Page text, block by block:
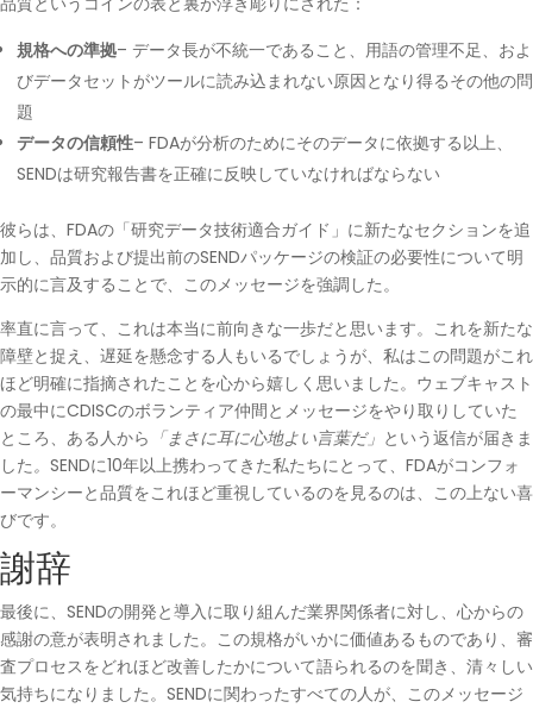
規格への準拠– データ長が不統一であること、用語の管理不足、およ
びデータセットがツールに読み込まれない原因となり得るその他の問
題
データの信頼性– FDAが分析のためにそのデータに依拠する以上、
SENDは研究報告書を正確に反映していなければならない
彼らは、FDAの「研究データ技術適合ガイド」に新たなセクションを追
加し、品質および提出前のSENDパッケージの検証の必要性について明
示的に言及することで、このメッセージを強調した。
率直に言って、これは本当に前向きな一歩だと思います。これを新たな
障壁と捉え、遅延を懸念する人もいるでしょうが、私はこの問題がこれ
ほど明確に指摘されたことを心から嬉しく思いました。ウェブキャスト
の最中にCDISCのボランティア仲間とメッセージをやり取りしていた
ところ、ある人から 「まさに耳に心地よい言葉だ」 という返信が届きま
した。 SENDに10年以上携わってきた私たちにとって、FDAがコンフォ
ーマンシーと品質をこれほど重視しているのを見るのは、この上ない喜
びです。
謝辞
最後に、SENDの開発と導入に取り組んだ業界関係者に対し、心からの
感謝の意が表明されました。この規格がいかに価値あるものであり、審
査プロセスをどれほど改善したかについて語られるのを聞き、清々しい
気持ちになりました。SENDに関わったすべての人が、このメッセージ